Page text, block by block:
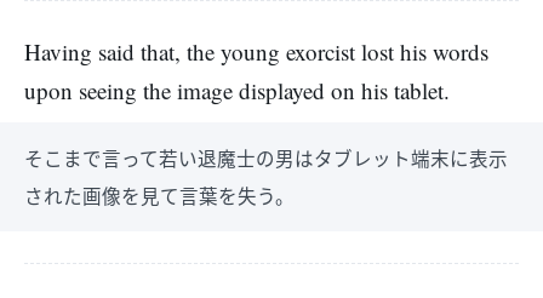
Having said that, the young exorcist lost his words
upon seeing the image displayed on his tablet.
そこまで言って若い退魔士の男はタブレット端末に表示
された画像を見て言葉を失う。